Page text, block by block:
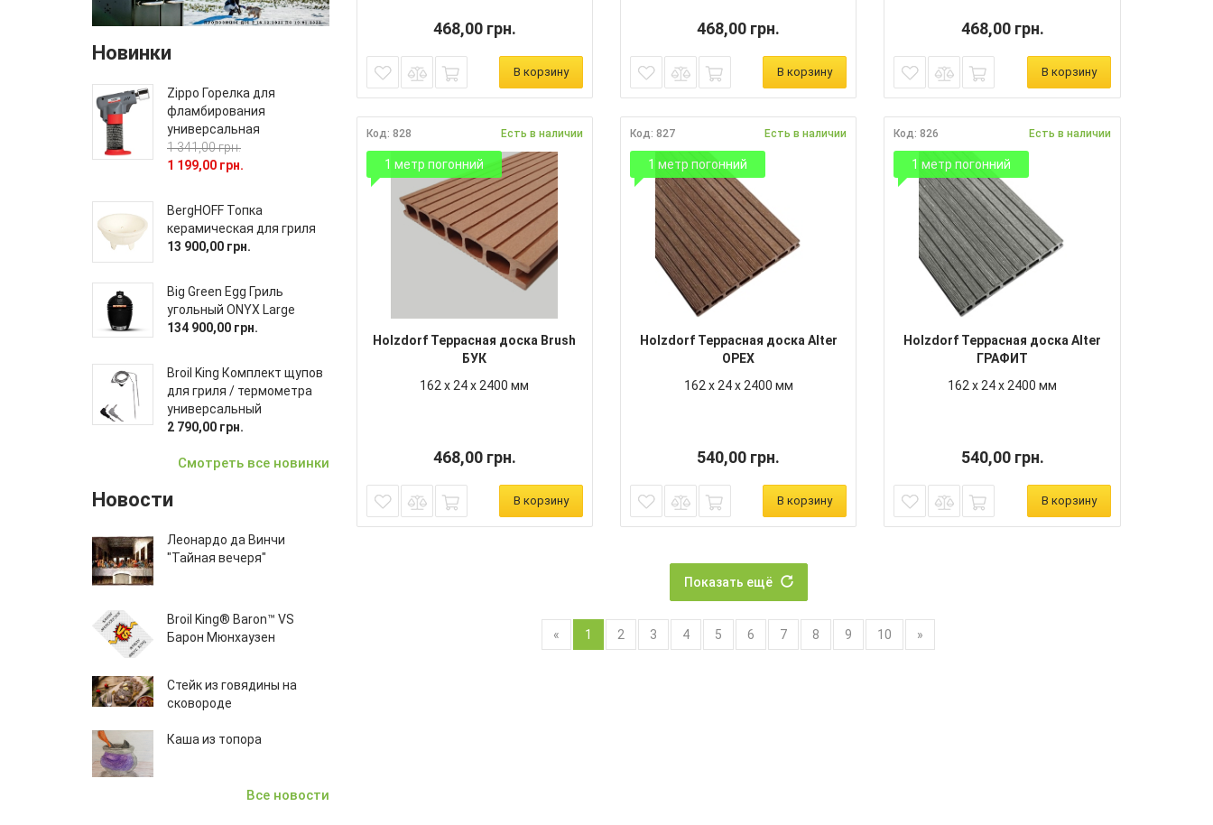
Новинки
Zippo Горелка для
фламбирования
универсальная
1 341,00 грн.
1 199,00 грн.
BergHOFF Топка
керамическая для гриля
13 900,00 грн.
Big Green Egg Гриль
угольный ONYX Large
134 900,00 грн.
Broil King Комплект щупов
для гриля / термометра
универсальный
2 790,00 грн.
Смотреть все новинки
Новости
Леонардо да Винчи
"Тайная вечеря"
Broil King® Baron™ VS
Барон Мюнхаузен
Стейк из говядины на
сковороде
Каша из топора
Все новости
468,00 грн.
В корзину
468,00 грн.
В корзину
468,00 грн.
В корзину
Код: 828 Есть в наличии
1 метр погонний
Holzdorf Террасная доска Brush
БУК
162 х 24 х 2400 мм
468,00 грн.
В корзину
Код: 827 Есть в наличии
1 метр погонний
Holzdorf Террасная доска Alter
ОРЕХ
162 х 24 х 2400 мм
540,00 грн.
В корзину
Код: 826 Есть в наличии
1 метр погонний
Holzdorf Террасная доска Alter
ГРАФИТ
162 х 24 х 2400 мм
540,00 грн.
В корзину
Показать ещё
« 1 2 3 4 5 6 7 8 9 10 »